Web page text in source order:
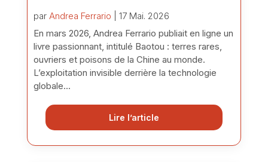
par Andrea Ferrario | 17 Mai. 2026
En mars 2026, Andrea Ferrario publiait en ligne un
livre passionnant, intitulé Baotou : terres rares,
ouvriers et poisons de la Chine au monde.
L’exploitation invisible derrière la technologie
globale...
Lire l’article